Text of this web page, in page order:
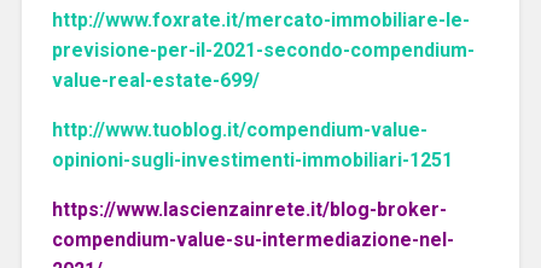
http://www.foxrate.it/mercato-immobiliare-le-
previsione-per-il-2021-secondo-compendium-
value-real-estate-699/
http://www.tuoblog.it/compendium-value-
opinioni-sugli-investimenti-immobiliari-1251
https://www.lascienzainrete.it/blog-broker-
compendium-value-su-intermediazione-nel-